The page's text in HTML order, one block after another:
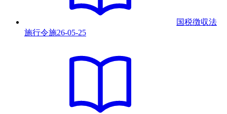
国税徴収法
施行令施26-05-25